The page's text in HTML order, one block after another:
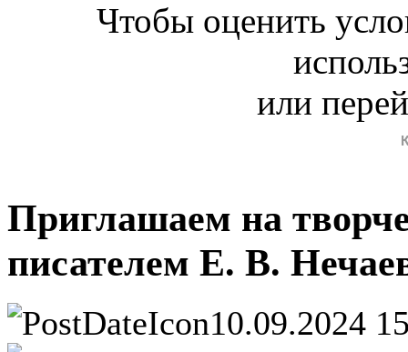
Чтобы оценить
или
Приглашаем на
писателем Е. В.
10.09.2024